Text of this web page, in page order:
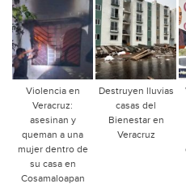
Violencia en
Veracruz:
asesinan y
queman a una
mujer dentro de
su casa en
Cosamaloapan
Destruyen lluvias
casas del
Bienestar en
Veracruz